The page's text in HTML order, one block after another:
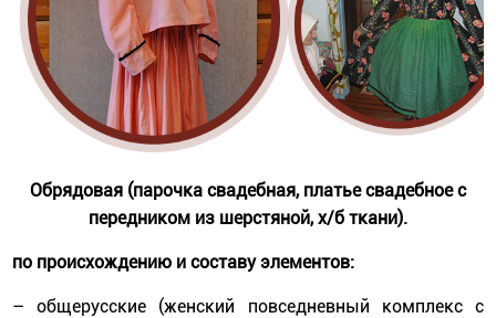
Обрядовая (парочка свадебная, платье свадебное с
передником из шерстяной, х/б ткани).
по происхождению и составу элементов:
– общерусские (женский повседневный комплекс с